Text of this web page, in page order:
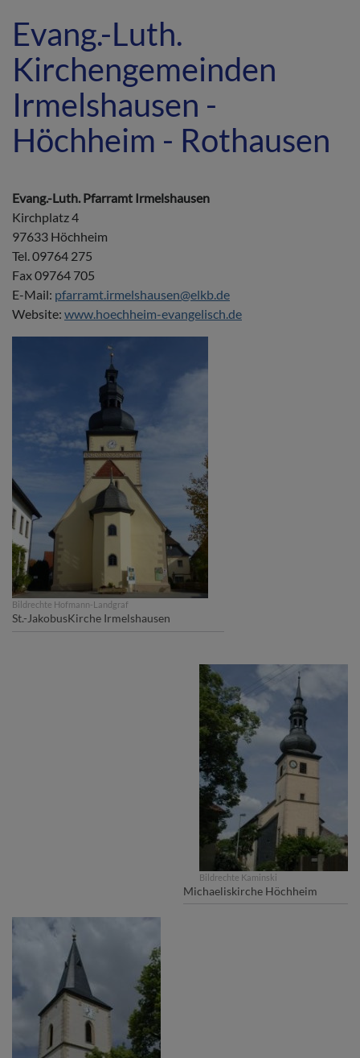
Evang.-Luth.
Kirchengemeinden
Irmelshausen -
Höchheim - Rothausen
Evang.-Luth. Pfarramt Irmelshausen
Kirchplatz 4
97633 Höchheim
Tel. 09764 275
Fax 09764 705
E-Mail: pfarramt.irmelshausen@elkb.de
Website: www.hoechheim-evangelisch.de
Bildrechte Hofmann-Landgraf
St.-JakobusKirche Irmelshausen
Bildrechte Kaminski
Michaeliskirche Höchheim